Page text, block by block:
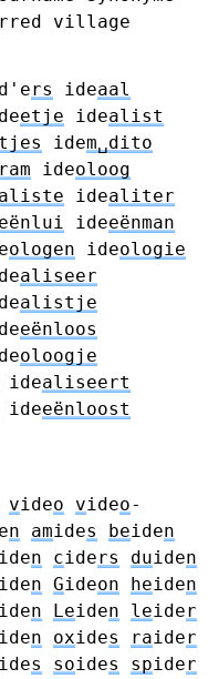
village
rs ideaal
etje idealist
idem␣dito
ideoloog
aliste idealiter
eënlui ideeënman
ologen ideologie
aliseer
alistje
eënloos
oloogje
idealiseert
ideeënloost
video video-
n amides beiden
iden ciders duiden
iden Gideon heiden
iden Leiden leider
iden oxides raider
ides soides spider